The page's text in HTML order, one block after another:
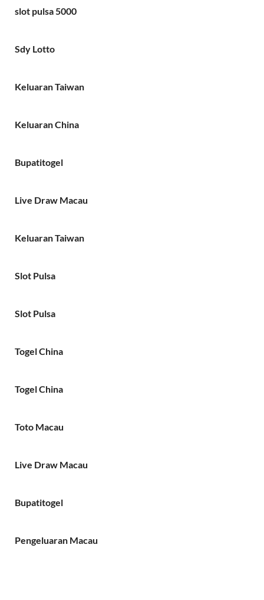
slot pulsa 5000
Sdy Lotto
Keluaran Taiwan
Keluaran China
Bupatitogel
Live Draw Macau
Keluaran Taiwan
Slot Pulsa
Slot Pulsa
Togel China
Togel China
Toto Macau
Live Draw Macau
Bupatitogel
Pengeluaran Macau